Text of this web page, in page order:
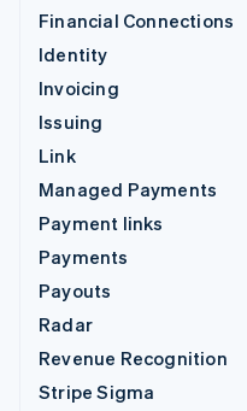
Financial Connections
Identity
Invoicing
Issuing
Link
Managed Payments
Payment links
Payments
Payouts
Radar
Revenue Recognition
Stripe Sigma